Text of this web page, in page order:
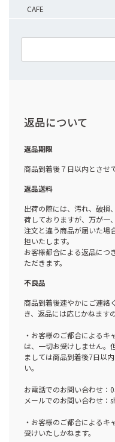
CAFE
返品について
返品期限
商品到着後７日以内とさせ
返品送料
出荷の際には、汚れ、破損
荷しておりますが、万が一
注文と違う商品が届いた場
担いたします。
お客様都合による返品につ
ただきます。
不良品
商品到着後速やかにご連絡
き、返品には応じかねます
・お客様のご都合によるキ
は、一切お受けしません。
ましては商品到着後7日以
い。
お電話でのお問い合わせ：
メールでのお問い合わせ
・お客様のご都合によるキ
受けいたしかねます。